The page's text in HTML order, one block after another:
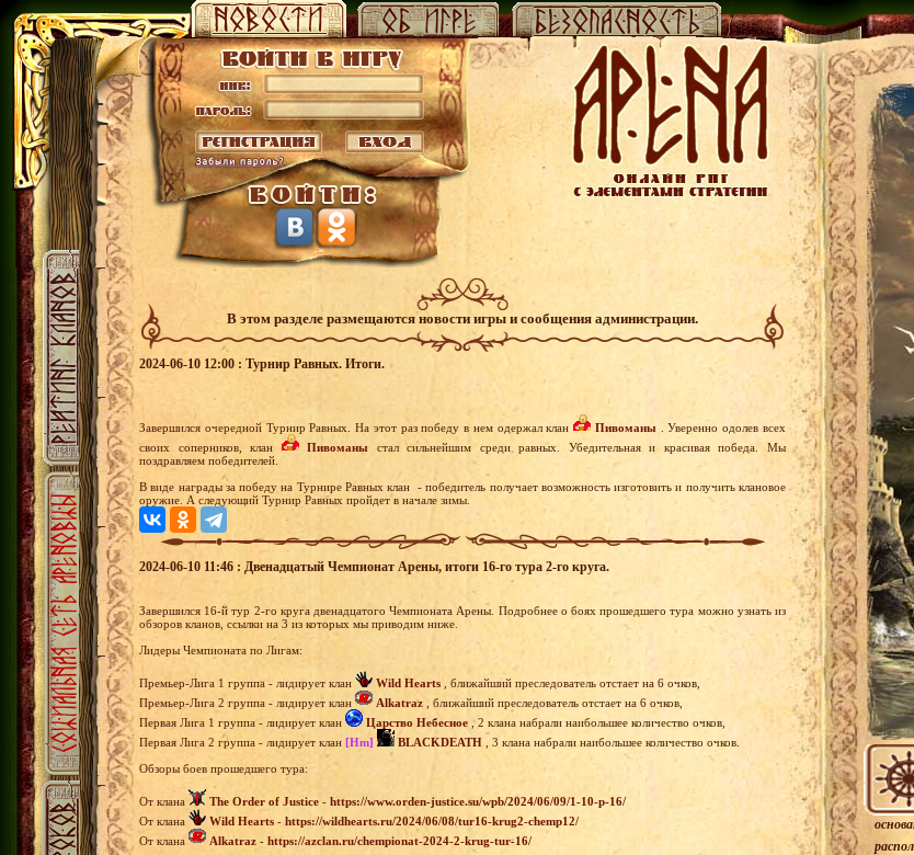
В этом разделе размещаются новости игры и сообщения администрации.
2024-06-10 12:00 : Турнир Равных. Итоги.
Завершился очередной Турнир Равных. На этот раз победу в нем одержал клан Пивоманы. Уверенно одолев всех
своих соперников, клан
Пивоманы стал сильнейшим среди равных. Убедительная и красивая победа. Мы
поздравляем победителей.
В виде награды за победу на Турнире Равных клан - победитель получает возможность изготовить и получить клановое
оружие. А следующий Турнир Равных пройдет в начале зимы.
2024-06-10 11:46 : Двенадцатый Чемпионат Арены, итоги 16-го тура 2-го круга.
Завершился 16-й тур 2-го круга двенадцатого Чемпионата Арены. Подробнее о боях прошедшего тура можно узнать из
обзоров кланов, ссылки на 3 из которых мы приводим ниже.
Лидеры Чемпионата по Лигам:
Премьер-Лига 1 группа - лидирует клан Wild Hearts , ближайший преследователь отстает на 6 очков,
Премьер-Лига 2 группа - лидирует клан
Alkatraz , ближайший преследователь отстает на 6 очков,
Первая Лига 1 группа - лидирует клан
Царство Небесное , 2 клана набрали наибольшее количество очков,
Первая Лига 2 группа - лидирует клан [Hm] BLACKDEATH , 3 клана набрали наибольшее количество очков.
Обзоры боев прошедшего тура:
От клана The Order of Justice - https://www.orden-justice.su/wpb/2024/06/09/1-10-p-16/
От клана
Wild Hearts - https://wildhearts.ru/2024/06/08/tur16-krug2-chemp12/
От клана
Alkatraz - https://azclan.ru/chempionat-2024-2-krug-tur-16/